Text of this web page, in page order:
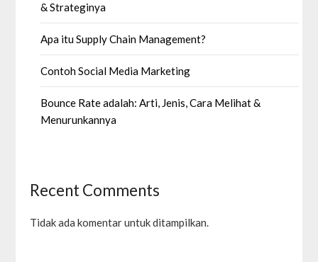
& Strateginya
Apa itu Supply Chain Management?
Contoh Social Media Marketing
Bounce Rate adalah: Arti, Jenis, Cara Melihat &
Menurunkannya
Recent Comments
Tidak ada komentar untuk ditampilkan.